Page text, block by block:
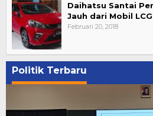
Daihatsu Santai
Jauh dari Mobil
Februari 20, 2018
Politik Terbaru